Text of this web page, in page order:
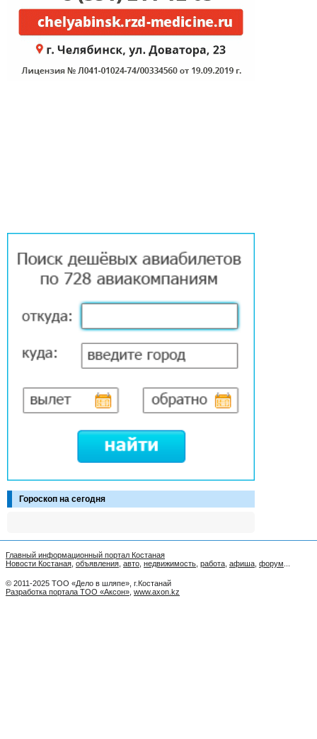
Гороскоп на сегодня
Главный информационный портал Костаная
Новости Костаная объявления авто недвижимость работа афиша форум
© 2011-2025 ТОО «Дело в шляпе», г.Костанай
Разработка портала ТОО «Аксон» www.axon.kz